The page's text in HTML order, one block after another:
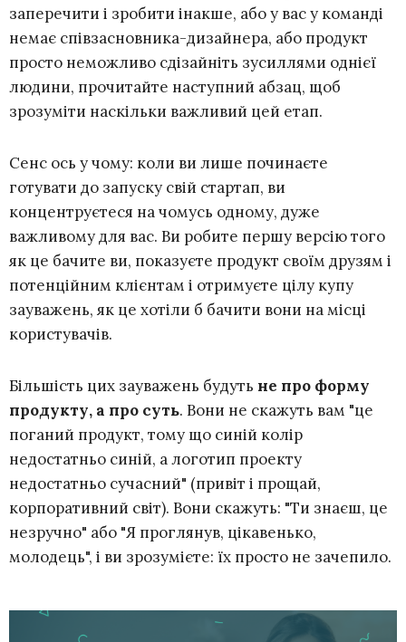
заперечити і зробити інакше, або у вас у команді
немає співзасновника-дизайнера, або продукт
просто неможливо сдізайніть зусиллями однієї
людини, прочитайте наступний абзац, щоб
зрозуміти наскільки важливий цей етап.
Сенс ось у чому: коли ви лише починаєте
готувати до запуску свій стартап, ви
концентруєтеся на чомусь одному, дуже
важливому для вас. Ви робите першу версію того
як це бачите ви, показуєте продукт своїм друзям і
потенційним клієнтам і отримуєте цілу купу
зауважень, як це хотіли б бачити вони на місці
користувачів.
Більшість цих зауважень будуть не про форму
продукту, а про суть. Вони не скажуть вам "це
поганий продукт, тому що синій колір
недостатньо синій, а логотип проекту
недостатньо сучасний" (привіт і прощай,
корпоративний світ). Вони скажуть: "Ти знаєш, це
незручно" або "Я проглянув, цікавенько,
молодець", і ви зрозумієте: їх просто не зачепило.